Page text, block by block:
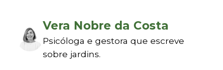
Vera Nobre da Costa
Psicóloga e gestora que escreve
sobre jardins.